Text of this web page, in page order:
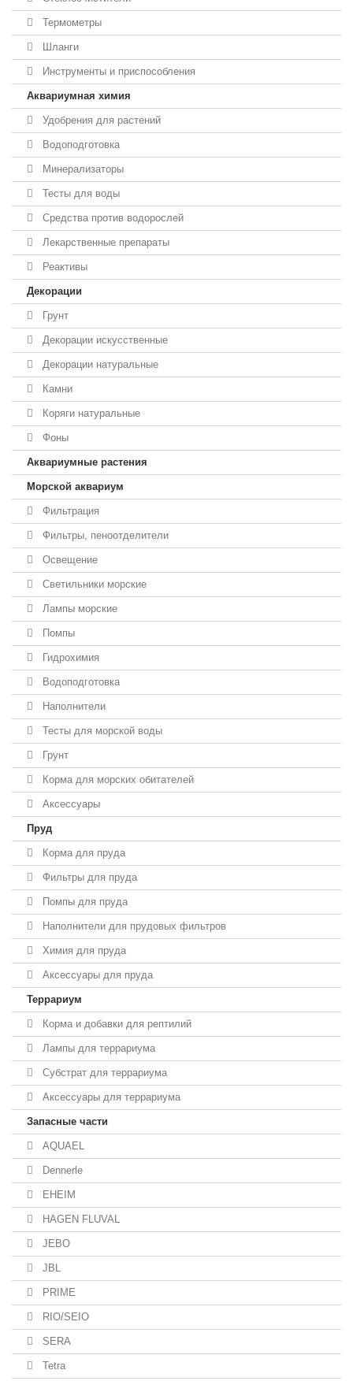
Термометры
Шланги
Инструменты и приспособления
Аквариумная химия
Удобрения для растений
Водоподготовка
Минерализаторы
Тесты для воды
Средства против водорослей
Лекарственные препараты
Реактивы
Декорации
Грунт
Декорации искусственные
Декорации натуральные
Камни
Коряги натуральные
Фоны
Аквариумные растения
Морской аквариум
Фильтрация
Фильтры, пеноотделители
Освещение
Светильники морские
Лампы морские
Помпы
Гидрохимия
Водоподготовка
Наполнители
Тесты для морской воды
Грунт
Корма для морских обитателей
Аксессуары
Пруд
Корма для пруда
Фильтры для пруда
Помпы для пруда
Наполнители для прудовых фильтров
Химия для пруда
Аксессуары для пруда
Террариум
Корма и добавки для рептилий
Лампы для террариума
Субстрат для террариума
Аксессуары для террариума
Запасные части
AQUAEL
Dennerle
EHEIM
HAGEN FLUVAL
JEBO
JBL
PRIME
RIO/SEIO
SERA
Tetra